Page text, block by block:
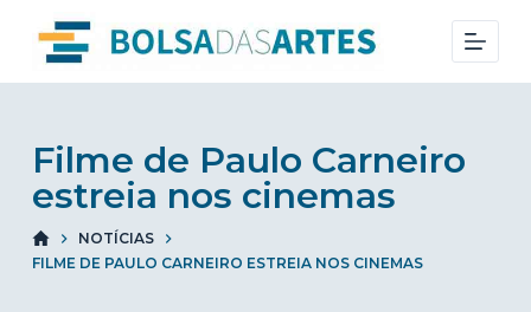
i
c
o
n
Filme de Paulo Carneiro
estreia nos cinemas
NOTÍCIAS
FILME DE PAULO CARNEIRO ESTREIA NOS CINEMAS